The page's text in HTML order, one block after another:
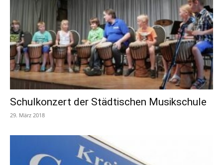
Schulkonzert der Städtischen Musikschule
29. März 2018